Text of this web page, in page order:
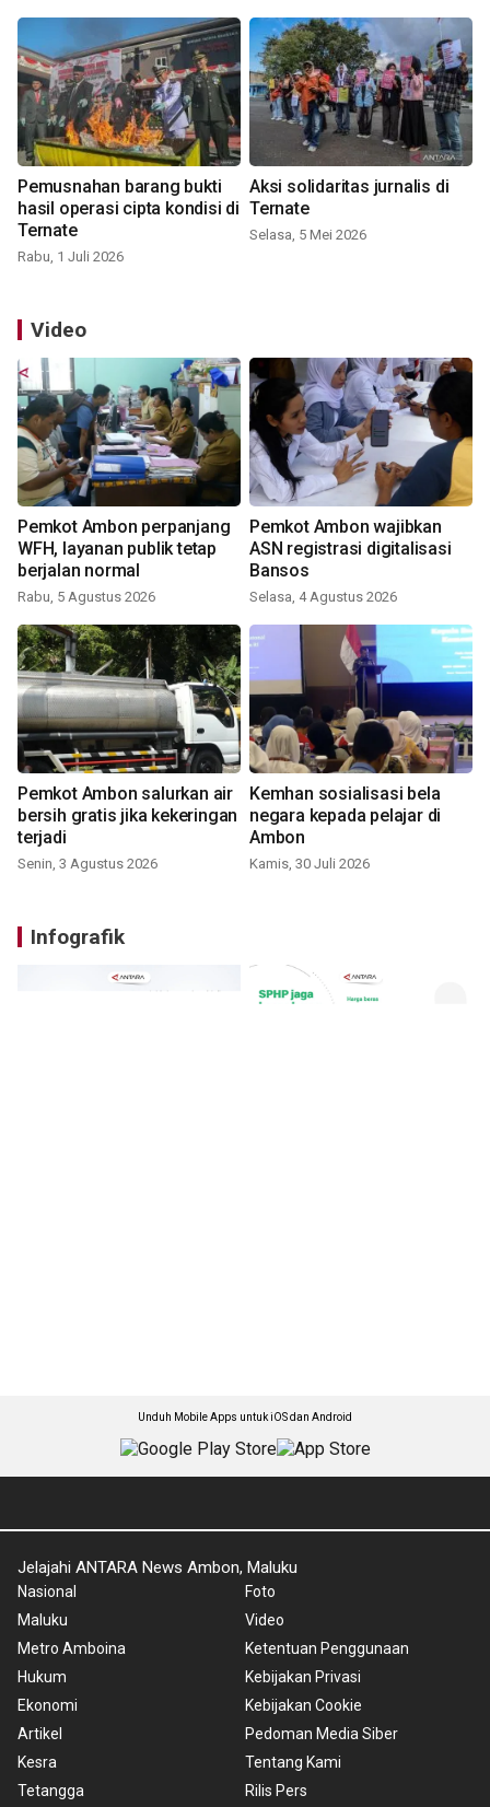
Pemusnahan barang bukti
hasil operasi cipta kondisi di
Ternate
Rabu, 1 Juli 2026
Aksi solidaritas jurnalis di
Ternate
Selasa, 5 Mei 2026
Video
Pemkot Ambon perpanjang
WFH, layanan publik tetap
berjalan normal
Rabu, 5 Agustus 2026
Pemkot Ambon wajibkan
ASN registrasi digitalisasi
Bansos
Selasa, 4 Agustus 2026
Pemkot Ambon salurkan air
bersih gratis jika kekeringan
terjadi
Senin, 3 Agustus 2026
Kemhan sosialisasi bela
negara kepada pelajar di
Ambon
Kamis, 30 Juli 2026
Infografik
Unduh Mobile Apps untuk iOS dan Android
Jelajahi ANTARA News Ambon, Maluku
Nasional
Maluku
Metro Amboina
Hukum
Ekonomi
Artikel
Kesra
Tetangga
Foto
Video
Ketentuan Penggunaan
Kebijakan Privasi
Kebijakan Cookie
Pedoman Media Siber
Tentang Kami
Rilis Pers